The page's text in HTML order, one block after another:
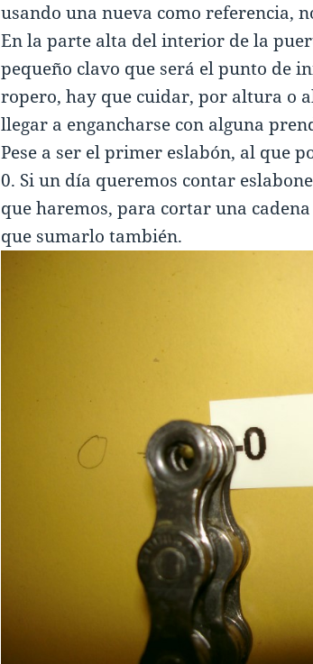
usando una nueva como referencia,
En la parte alta del interior de la
pequeño clavo que será el punto de
ropero, hay que cuidar, por altura o
llegar a engancharse con alguna
Pese a ser el primer eslabón, al que
0. Si un día queremos contar
que haremos, para cortar una
que sumarlo también.